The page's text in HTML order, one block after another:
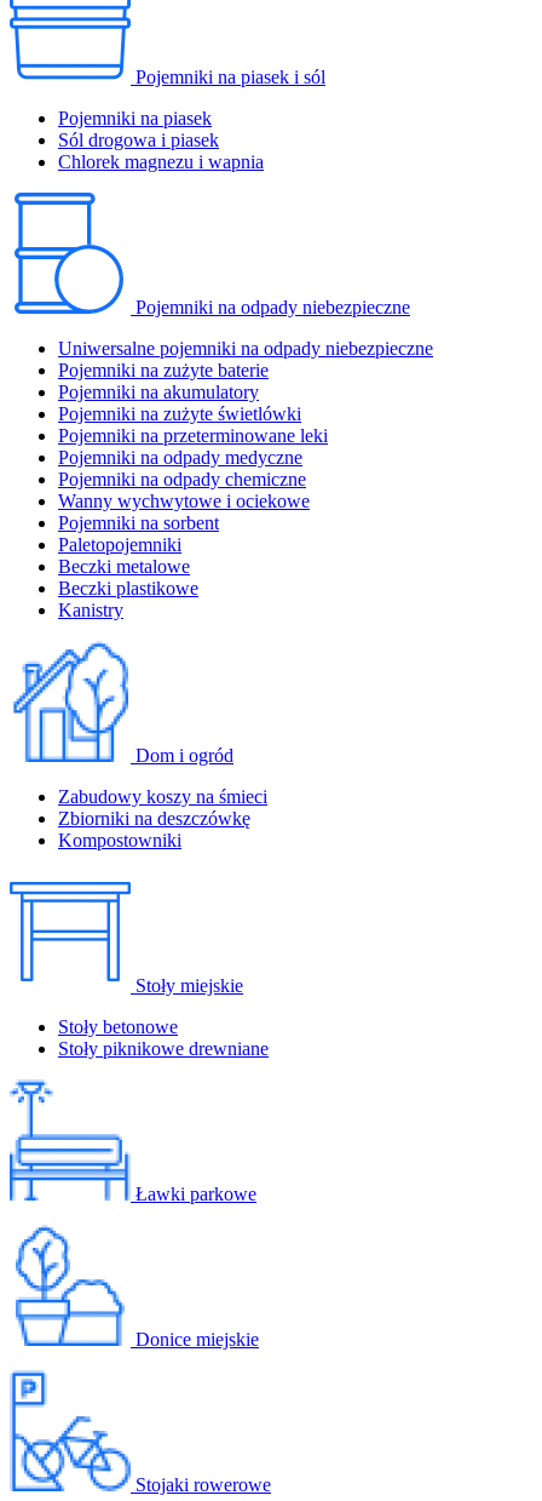
Pojemniki na piasek i sól
Pojemniki na piasek
Sól drogowa i piasek
Chlorek magnezu i wapnia
Pojemniki na odpady niebezpieczne
Uniwersalne pojemniki na odpady niebezpieczne
Pojemniki na zużyte baterie
Pojemniki na akumulatory
Pojemniki na zużyte świetlówki
Pojemniki na przeterminowane leki
Pojemniki na odpady medyczne
Pojemniki na odpady chemiczne
Wanny wychwytowe i ociekowe
Pojemniki na sorbent
Paletopojemniki
Beczki metalowe
Beczki plastikowe
Kanistry
Dom i ogród
Zabudowy koszy na śmieci
Zbiorniki na deszczówkę
Kompostowniki
Stoły miejskie
Stoły betonowe
Stoły piknikowe drewniane
Ławki parkowe
Donice miejskie
Stojaki rowerowe